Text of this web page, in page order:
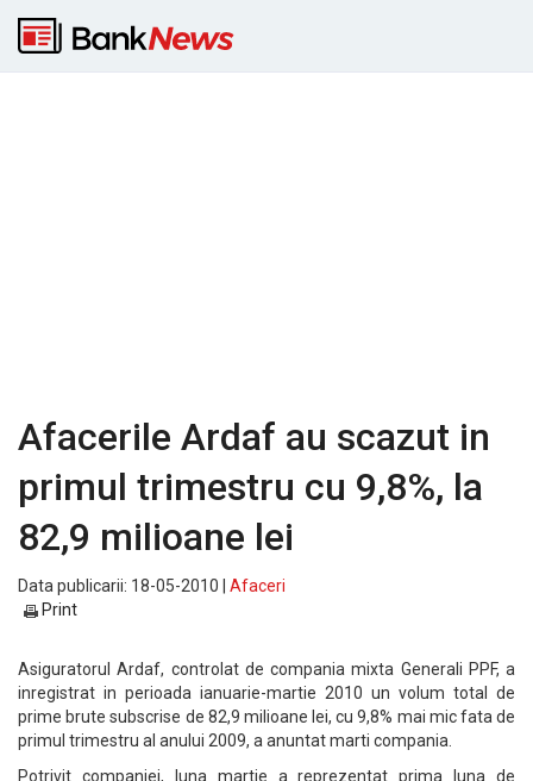
Afacerile Ardaf au scazut in
primul trimestru cu 9,8%, la
82,9 milioane lei
Data publicarii: 18-05-2010 | Afaceri
Print
Asiguratorul Ardaf, controlat de compania mixta Generali PPF, a
inregistrat in perioada ianuarie-martie 2010 un volum total de
prime brute subscrise de 82,9 milioane lei, cu 9,8% mai mic fata de
primul trimestru al anului 2009, a anuntat marti compania.
Potrivit companiei, luna martie a reprezentat prima luna de